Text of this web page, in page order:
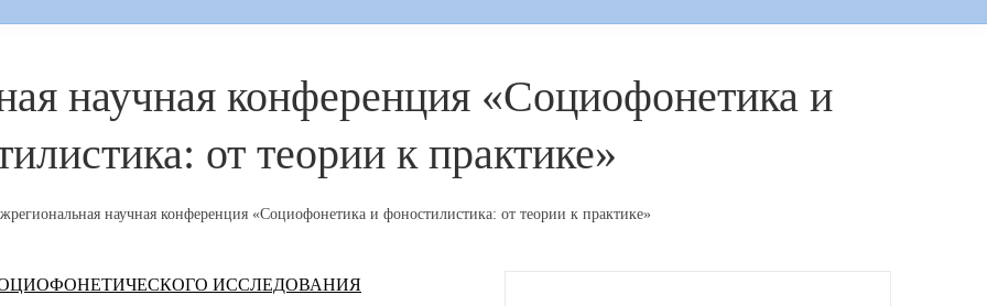
научная конференция «Социофонетика и
от теории к практике»
научная конференция «Социофонетика и фоностилистика: от теории к практике»
ИССЛЕДОВАНИЯ